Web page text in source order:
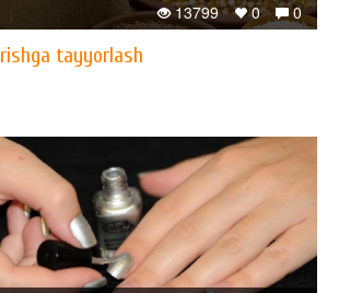
0
0
13799
tayyorlash